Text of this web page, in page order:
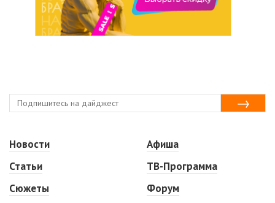
Новости
Статьи
Сюжеты
Афиша
ТВ-Программа
Форум